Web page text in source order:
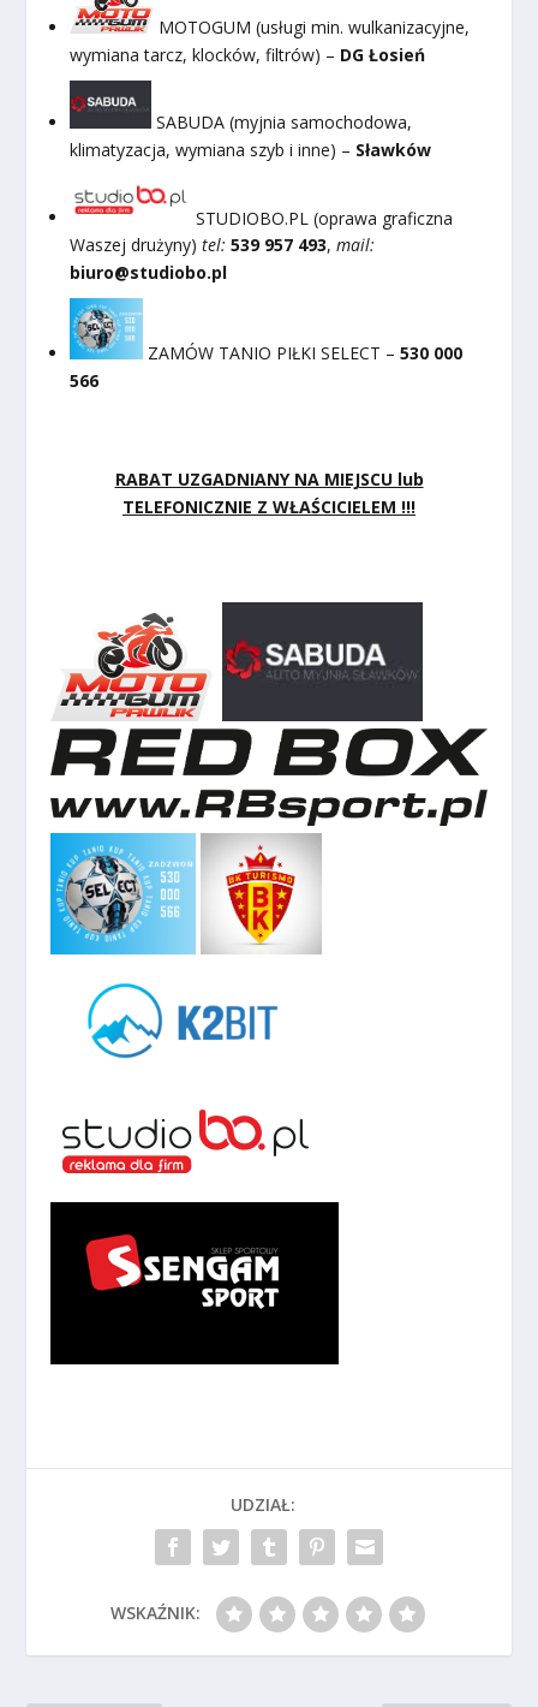
MOTOGUM (usługi min. wulkanizacyjne,
wymiana tarcz, klocków, filtrów) – DG Łosień
SABUDA (myjnia samochodowa,
klimatyzacja, wymiana szyb i inne) – Sławków
STUDIOBO.PL (oprawa graficzna
Waszej drużyny)tel: 539 957 493,mail:
biuro@studiobo.pl
ZAMÓW TANIO PIŁKI SELECT –530 000
566
RABAT UZGADNIANY NA MIEJSCU lub
TELEFONICZNIE Z WŁAŚCICIELEM !!!
UDZIAŁ:
WSKAŹNIK: